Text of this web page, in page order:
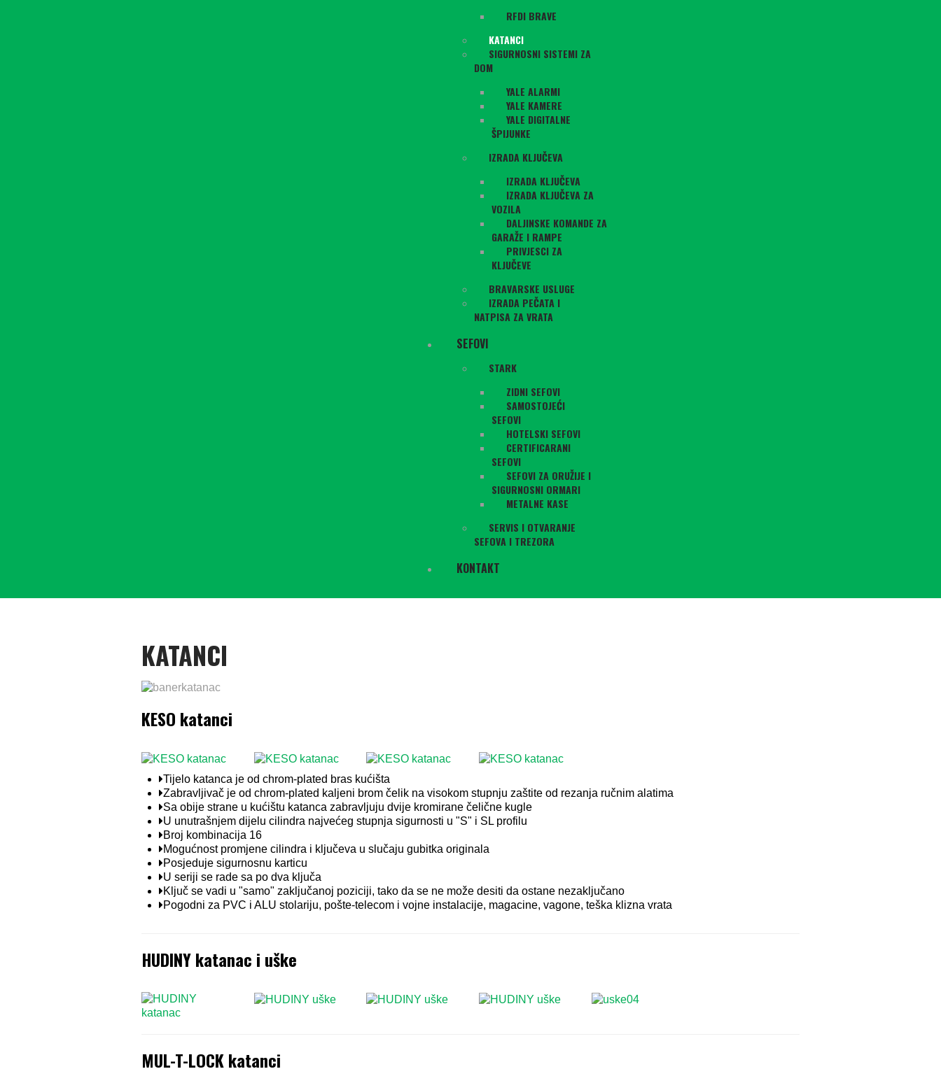
RFDI BRAVE
KATANCI
SIGURNOSNI SISTEMI ZA
DOM
YALE ALARMI
YALE KAMERE
YALE DIGITALNE
ŠPIJUNKE
IZRADA KLJUČEVA
IZRADA KLJUČEVA
IZRADA KLJUČEVA ZA
VOZILA
DALJINSKE KOMANDE ZA
GARAŽE I RAMPE
PRIVJESCI ZA
KLJUČEVE
BRAVARSKE USLUGE
IZRADA PEČATA I
NATPISA ZA VRATA
SEFOVI
STARK
ZIDNI SEFOVI
SAMOSTOJEĆI
SEFOVI
HOTELSKI SEFOVI
CERTIFICARANI
SEFOVI
SEFOVI ZA ORUŽIJE I
SIGURNOSNI ORMARI
METALNE KASE
SERVIS I OTVARANJE
SEFOVA I TREZORA
KONTAKT
KATANCI
KESO katanci
Tijelo katanca je od chrom-plated bras kućišta
Zabravljivač je od chrom-plated kaljeni brom čelik na visokom stupnju zaštite od rezanja ručnim alatima
Sa obije strane u kućištu katanca zabravljuju dvije kromirane čelične kugle
U unutrašnjem dijelu cilindra najvećeg stupnja sigurnosti u "S" i SL profilu
Broj kombinacija 16
Mogućnost promjene cilindra i ključeva u slučaju gubitka originala
Posjeduje sigurnosnu karticu
U seriji se rade sa po dva ključa
Ključ se vadi u "samo" zaključanoj poziciji, tako da se ne može desiti da ostane nezaključano
Pogodni za PVC i ALU stolariju, pošte-telecom i vojne instalacije, magacine, vagone, teška klizna vrata
HUDINY katanac i uške
MUL-T-LOCK katanci